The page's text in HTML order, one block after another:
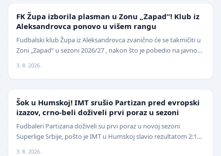
NIŽE LIGE
FK Župa izborila plasman u Zonu „Zapad“! Klub iz
Aleksandrovca ponovo u višem rangu
Fudbalski klub Župa iz Aleksandrovca zvanično će se takmičiti u
Zoni „Zapad“ u sezoni 2026/27 , nakon što je pobedio na javnom
3. 8. 2026.
SUPERLIGA
Šok u Humskoj! IMT srušio Partizan pred evropski
izazov, crno-beli doživeli prvi poraz u sezoni
Fudbaleri Partizana doživeli su prvi poraz u novoj sezoni
Superlige Srbije, pošto je IMT u Humskoj slavio rezultatom 2:1
3. 8. 2026.